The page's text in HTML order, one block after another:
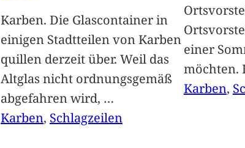
Karben. Die Glascontainer in
einigen Stadtteilen von Karben
quillen derzeit über. Weil das
Altglas nicht ordnungsgemäß
abgefahren wird, …
Karben, Schlagzeilen
einer
möchten.
Karben,